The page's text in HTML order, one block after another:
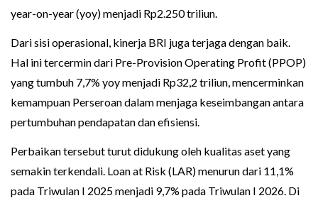
year-on-year (yoy) menjadi Rp2.250 triliun.
Dari sisi operasional, kinerja BRI juga terjaga dengan baik.
Hal ini tercermin dari Pre-Provision Operating Profit (PPOP)
yang tumbuh 7,7% yoy menjadi Rp32,2 triliun, mencerminkan
kemampuan Perseroan dalam menjaga keseimbangan antara
pertumbuhan pendapatan dan efisiensi.
Perbaikan tersebut turut didukung oleh kualitas aset yang
semakin terkendali. Loan at Risk (LAR) menurun dari 11,1%
pada Triwulan I 2025 menjadi 9,7% pada Triwulan I 2026. Di